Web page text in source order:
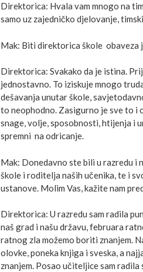
Direktorica: Hvala vam mnogo na
samo uz zajedničko djelovanje,
Mak: Biti direktorica škole obaveza
Direktorica: Svakako da je istina.
jednostavno. To iziskuje mnogo
dešavanja unutar škole,
to neophodno. Zasigurno je sve to i
snage, volje, sposobnosti, htijenja i
spremni na odricanje.
Mak: Donedavno ste bili u razredu i
škole i roditelja naših učenika, te i
ustanove. Molim Vas, kažite nam
Direktorica: U razredu sam radila
naš grad i našu državu, februara
ratnog zla možemo boriti znanjem.
olovke, poneka knjiga i sveska, a
znanjem. Posao učiteljice sam